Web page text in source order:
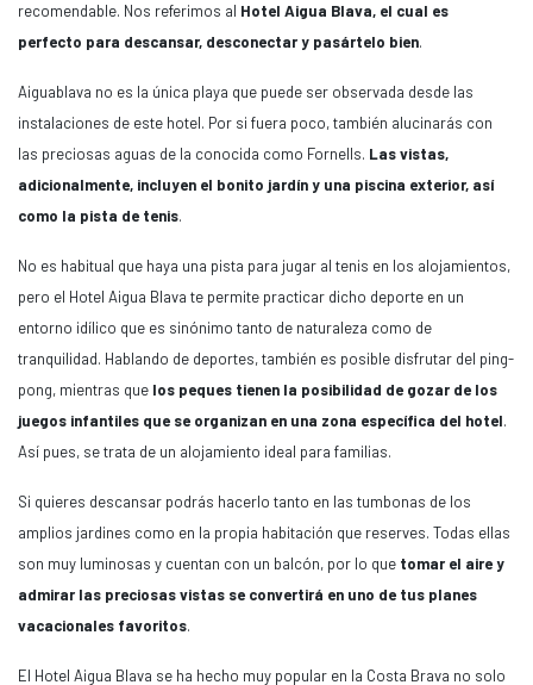
recomendable. Nos referimos al Hotel Aigua Blava, el cual es
perfecto para descansar, desconectar y pasártelo bien.
Aiguablava no es la única playa que puede ser observada desde las
instalaciones de este hotel. Por si fuera poco, también alucinarás con
las preciosas aguas de la conocida como Fornells. Las vistas,
adicionalmente, incluyen el bonito jardín y una piscina exterior, así
como la pista de tenis.
No es habitual que haya una pista para jugar al tenis en los alojamientos,
pero el Hotel Aigua Blava te permite practicar dicho deporte en un
entorno idílico que es sinónimo tanto de naturaleza como de
tranquilidad. Hablando de deportes, también es posible disfrutar del ping-
pong, mientras que los peques tienen la posibilidad de gozar de los
juegos infantiles que se organizan en una zona específica del hotel.
Así pues, se trata de un alojamiento ideal para familias.
Si quieres descansar podrás hacerlo tanto en las tumbonas de los
amplios jardines como en la propia habitación que reserves. Todas ellas
son muy luminosas y cuentan con un balcón, por lo que tomar el aire y
admirar las preciosas vistas se convertirá en uno de tus planes
vacacionales favoritos.
El Hotel Aigua Blava se ha hecho muy popular en la Costa Brava no solo